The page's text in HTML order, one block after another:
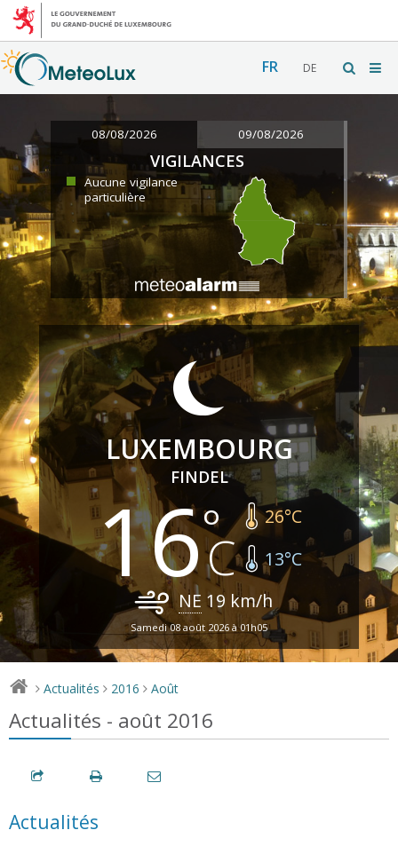
FR DE
08/08/2026 09/08/2026
VIGILANCES
Aucune vigilance
particulière
LUXEMBOURG
FINDEL
16 26°C
13°C
NE 19 km/h
Samedi 08 août 2026 à 01h05
> Actualités > 2016 > Août
Actualités - août 2016
Actualités